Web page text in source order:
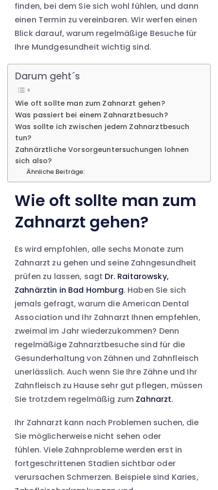
finden, bei dem Sie sich wohl fühlen, und dann
einen Termin zu vereinbaren. Wir werfen einen
Blick darauf, warum regelmäßige Besuche für
Ihre Mundgesundheit wichtig sind.
Darum geht´s
Wie oft sollte man zum Zahnarzt gehen?
Was passiert bei einem Zahnarztbesuch?
Was sollte ich zwischen jedem Zahnarztbesuch
tun?
Zahnärztliche Vorsorgeuntersuchungen lohnen
sich also?
Ähnliche Beiträge:
Wie oft sollte man zum
Zahnarzt gehen?
Es wird empfohlen, alle sechs Monate zum
Zahnarzt zu gehen und seine Zahngesundheit
prüfen zu lassen, sagt Dr. Raitarowsky,
Zahnärztin in Bad Homburg. Haben Sie sich
jemals gefragt, warum die American Dental
Association und Ihr Zahnarzt Ihnen empfehlen,
zweimal im Jahr wiederzukommen? Denn
regelmäßige Zahnarztbesuche sind für die
Gesunderhaltung von Zähnen und Zahnfleisch
unerlässlich. Auch wenn Sie Ihre Zähne und Ihr
Zahnfleisch zu Hause sehr gut pflegen, müssen
Sie trotzdem regelmäßig zum Zahnarzt.
Ihr Zahnarzt kann nach Problemen suchen, die
Sie möglicherweise nicht sehen oder
fühlen. Viele Zahnprobleme werden erst in
fortgeschrittenen Stadien sichtbar oder
verursachen Schmerzen. Beispiele sind Karies,